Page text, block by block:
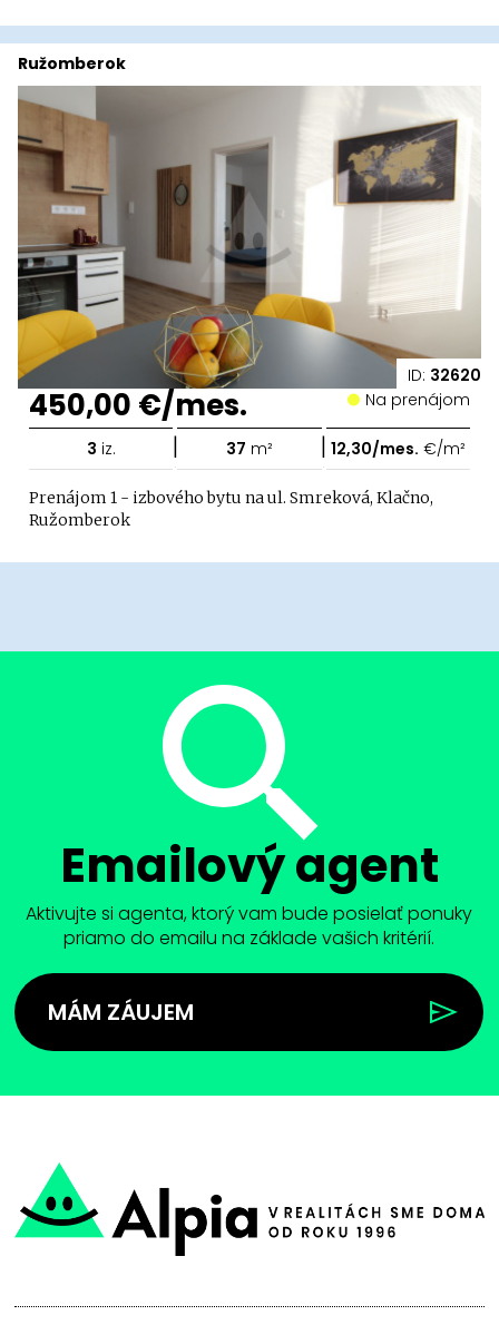
ID: 32620
Ružomberok
450,00 €/mes. Na prenájom
3 iz. | 37 m² | 12,30/mes. €/m²
Prenájom 1 - izbového bytu na ul. Smreková, Klačno,
Ružomberok
Emailový agent
Aktivujte si agenta, ktorý vam bude posielať ponuky
priamo do emailu na základe vašich kritérií.
MÁM ZÁUJEM